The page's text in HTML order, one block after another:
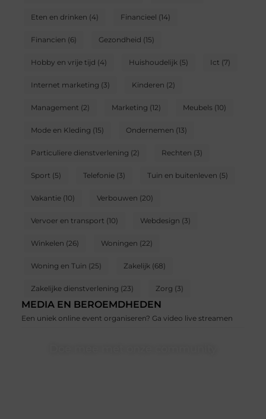
Eten en drinken (4) Financieel (14)
Financien (6) Gezondheid (15)
Hobby en vrije tijd (4) Huishoudelijk (5) Ict (7)
Internet marketing (3) Kinderen (2)
Management (2) Marketing (12) Meubels(10)
Mode en Kleding (15) Ondernemen (13)
Particuliere dienstverlening (2) Rechten (3)
Sport (5) Telefonie(3) Tuin en buitenleven (5)
Vakantie(10) Verbouwen (20)
Vervoer en transport (10) Webdesign (3)
Winkelen (26) Woningen (22)
Woning en Tuin (25) Zakelijk (68)
Zakelijke dienstverlening (23) Zorg (3)
MEDIA EN BEROEMDHEDEN
Een uniek online event organiseren? Ga video live streamen